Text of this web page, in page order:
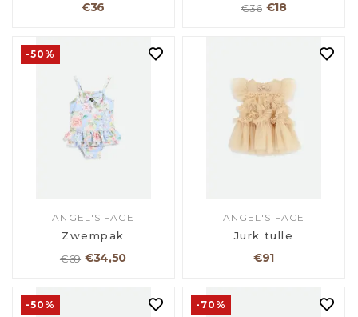
€36
€36 €18
-50%
ANGEL'S FACE
Zwempak
€69 €34,50
ANGEL'S FACE
Jurk tulle
€91
-50% -70%